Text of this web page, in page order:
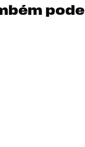
pode